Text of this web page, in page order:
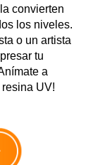
convierten
los niveles.
o un artista
tu
a
UV!